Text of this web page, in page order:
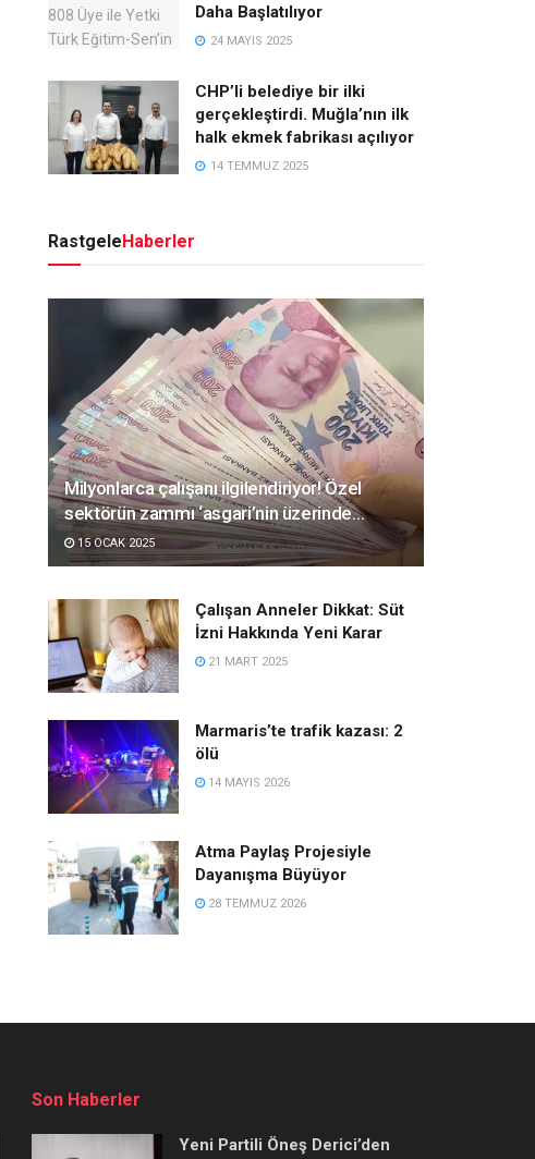
Daha Başlatılıyor
24 MAYIS 2025
CHP’li belediye bir ilki
gerçekleştirdi. Muğla’nın ilk
halk ekmek fabrikası açılıyor
14 TEMMUZ 2025
RastgeleHaberler
Milyonlarca çalışanı ilgilendiriyor! Özel
sektörün zammı ‘asgari’nin üzerinde…
15 OCAK 2025
Çalışan Anneler Dikkat: Süt
İzni Hakkında Yeni Karar
21 MART 2025
Marmaris’te trafik kazası: 2
ölü
14 MAYIS 2026
Atma Paylaş Projesiyle
Dayanışma Büyüyor
28 TEMMUZ 2026
Son Haberler
Yeni Partili Öneş Derici’den